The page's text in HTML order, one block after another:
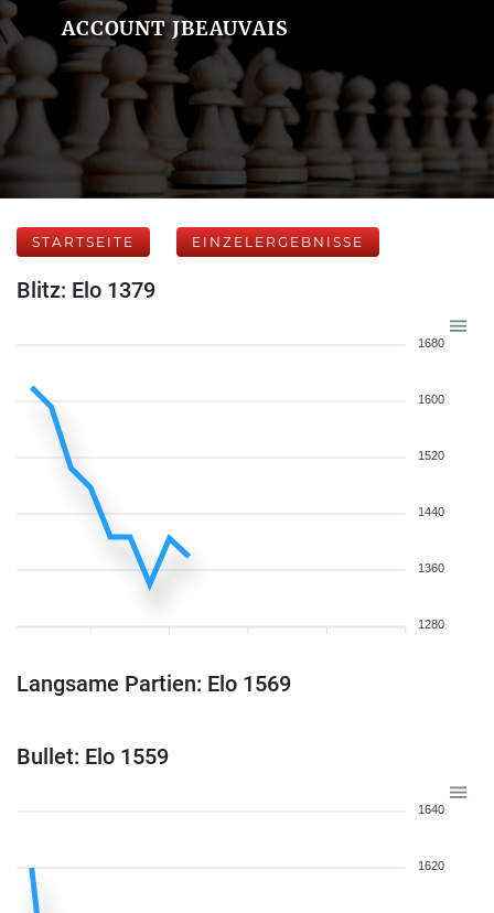
ACCOUNT JBEAUVAIS
STARTSEITE EINZELERGEBNISSE
Blitz: Elo 1379
1680
1600
1520
1440
1360
1280
Langsame Partien: Elo 1569
Bullet: Elo 1559
1640
1620